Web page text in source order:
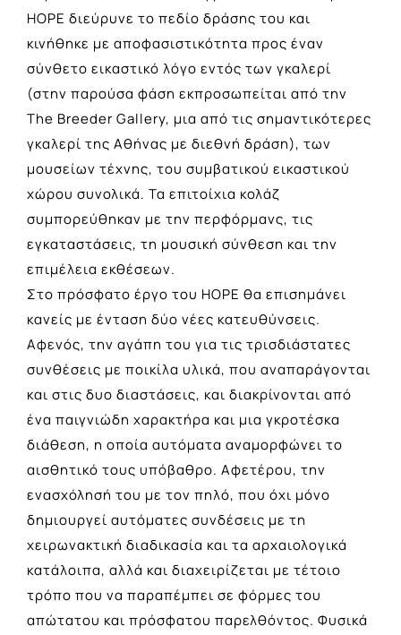
HOPE διεύρυνε το πεδίο δράσης του και
κινήθηκε με αποφασιστικότητα προς έναν
σύνθετο εικαστικό λόγο εντός των γκαλερί
(στην παρούσα φάση εκπροσωπείται από την
The Breeder Gallery, μια από τις σημαντικότερες
γκαλερί της Αθήνας με διεθνή δράση), των
μουσείων τέχνης, του συμβατικού εικαστικού
χώρου συνολικά. Τα επιτοίχια κολάζ
συμπορεύθηκαν με την περφόρμανς, τις
εγκαταστάσεις, τη μουσική σύνθεση και την
επιμέλεια εκθέσεων.
Στο πρόσφατο έργο του HOPE θα επισημάνει
κανείς με ένταση δύο νέες κατευθύνσεις.
Αφενός, την αγάπη του για τις τρισδιάστατες
συνθέσεις με ποικίλα υλικά, που αναπαράγονται
και στις δυο διαστάσεις, και διακρίνονται από
ένα παιγνιώδη χαρακτήρα και μια γκροτέσκα
διάθεση, η οποία αυτόματα αναμορφώνει το
αισθητικό τους υπόβαθρο. Αφετέρου, την
ενασχόλησή του με τον πηλό, που όχι μόνο
δημιουργεί αυτόματες συνδέσεις με τη
χειρωνακτική διαδικασία και τα αρχαιολογικά
κατάλοιπα, αλλά και διαχειρίζεται με τέτοιο
τρόπο που να παραπέμπει σε φόρμες του
απώτατου και πρόσφατου παρελθόντος. Φυσικά